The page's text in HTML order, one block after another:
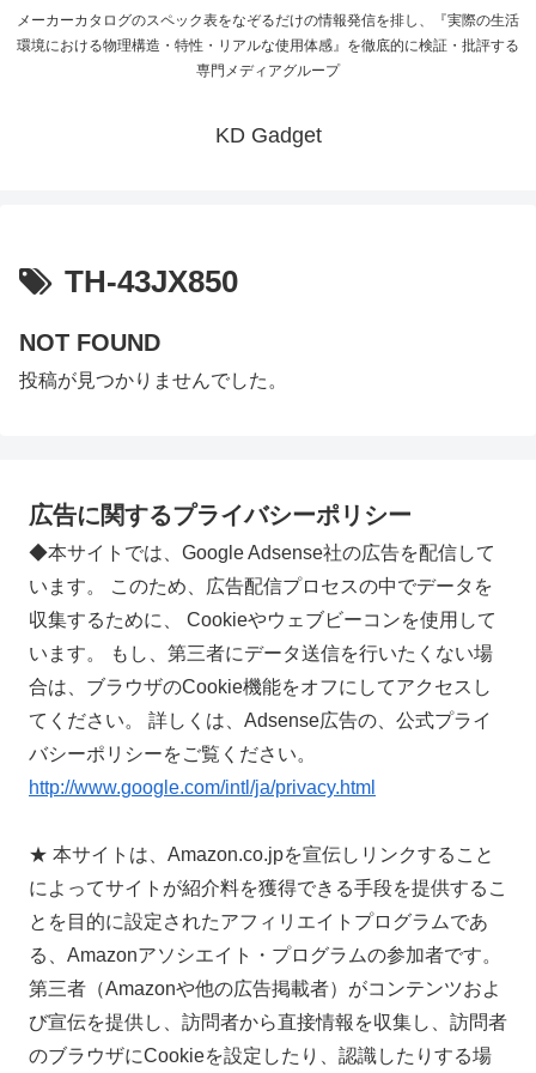
メーカーカタログのスペック表をなぞるだけの情報発信を排し、『実際の生活
環境における物理構造・特性・リアルな使用体感』を徹底的に検証・批評する
専門メディアグループ
KD Gadget
TH-43JX850
NOT FOUND
投稿が見つかりませんでした。
広告に関するプライバシーポリシー
◆本サイトでは、Google Adsense社の広告を配信して
います。 このため、広告配信プロセスの中でデータを
収集するために、 Cookieやウェブビーコンを使用して
います。 もし、第三者にデータ送信を行いたくない場
合は、ブラウザのCookie機能をオフにしてアクセスし
てください。 詳しくは、Adsense広告の、公式プライ
バシーポリシーをご覧ください。
http://www.google.com/intl/ja/privacy.html
★ 本サイトは、Amazon.co.jpを宣伝しリンクすること
によってサイトが紹介料を獲得できる手段を提供するこ
とを目的に設定されたアフィリエイトプログラムであ
る、Amazonアソシエイト・プログラムの参加者です。
第三者（Amazonや他の広告掲載者）がコンテンツおよ
び宣伝を提供し、訪問者から直接情報を収集し、訪問者
のブラウザにCookieを設定したり、認識したりする場